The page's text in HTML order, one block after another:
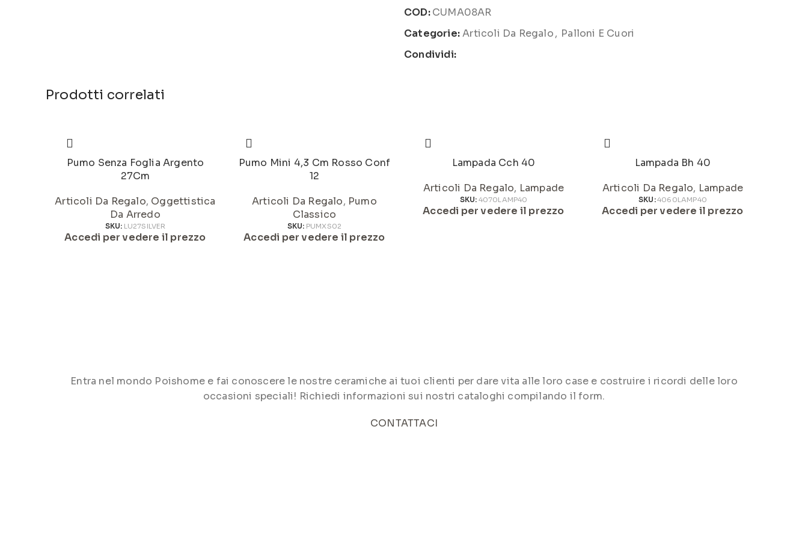
COD:CUMA08AR
Categorie: Articoli Da Regalo, Palloni E Cuori
Condividi:
Prodotti correlati
Pumo Senza Foglia Argento
27Cm
Articoli Da Regalo, Oggettistica
Da Arredo
SKU: LU27SILVER
Accedi per vedere il prezzo
Pumo Mini 4,3 Cm Rosso Conf
12
Articoli Da Regalo, Pumo
Classico
SKU: PUMXS02
Accedi per vedere il prezzo
Lampada Cch 40
Articoli Da Regalo, Lampade
SKU: 4070LAMP40
Accedi per vedere il prezzo
Lampada Bh 40
Articoli Da Regalo, Lampade
SKU:4060LAMP40
Accedi per vedere il prezzo
Entra nel mondo Poishome e fai conoscere le nostre ceramiche ai tuoi clienti per dare vita alle loro case e costruire i ricordi delle loro
occasioni speciali! Richiedi informazioni sui nostri cataloghi compilando il form.
CONTATTACI